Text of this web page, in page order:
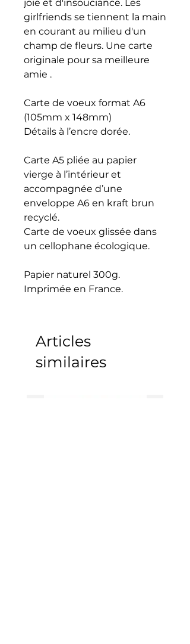
joie et d'insouciance. Les
girlfriends se tiennent la main
en courant au milieu d'un
champ de fleurs. Une carte
originale pour sa meilleure
amie .
Carte de voeux format A6
(105mm x 148mm)
Détails à l’encre dorée.
Carte A5 pliée au papier
vierge à l’intérieur et
accompagnée d’une
enveloppe A6 en kraft brun
recyclé.
Carte de voeux glissée dans
un cellophane écologique.
Papier naturel 300g.
Imprimée en France.
Articles
similaires